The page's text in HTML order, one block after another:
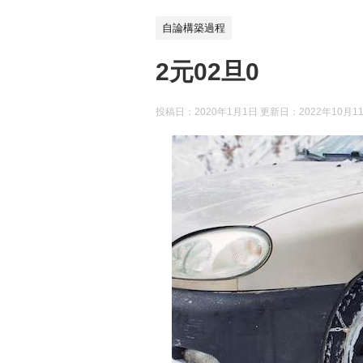
自論構築過程
2元02旦0
投稿日：2020年1月1日 更新日： 2022年10月